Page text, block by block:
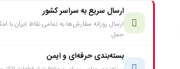
ارسال سریع به سراسر کشور
ارسال روزانه سفارش‌ها به تمامی نقاط ایران با
حمل
بسته‌بندی حرفه‌ای و ایمن